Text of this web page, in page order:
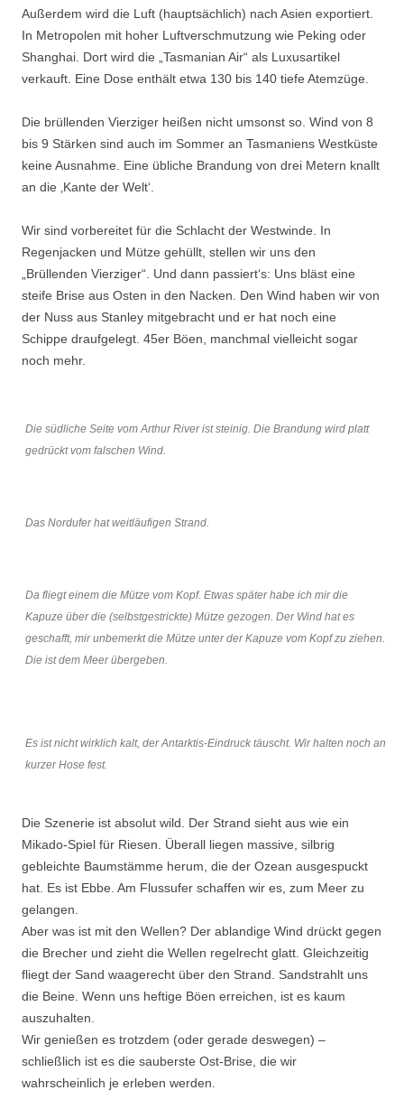
Außerdem wird die Luft (hauptsächlich) nach Asien exportiert.
In Metropolen mit hoher Luftverschmutzung wie Peking oder
Shanghai. Dort wird die „Tasmanian Air“ als Luxusartikel
verkauft. Eine Dose enthält etwa 130 bis 140 tiefe Atemzüge.
Die brüllenden Vierziger heißen nicht umsonst so. Wind von 8
bis 9 Stärken sind auch im Sommer an Tasmaniens Westküste
keine Ausnahme. Eine übliche Brandung von drei Metern knallt
an die ‚Kante der Welt‘.
Wir sind vorbereitet für die Schlacht der Westwinde. In
Regenjacken und Mütze gehüllt, stellen wir uns den
„Brüllenden Vierziger“. Und dann passiert‘s: Uns bläst eine
steife Brise aus Osten in den Nacken. Den Wind haben wir von
der Nuss aus Stanley mitgebracht und er hat noch eine
Schippe draufgelegt. 45er Böen, manchmal vielleicht sogar
noch mehr.
Die südliche Seite vom Arthur River ist steinig. Die Brandung wird platt
gedrückt vom falschen Wind.
Das Nordufer hat weitläufigen Strand.
Da fliegt einem die Mütze vom Kopf. Etwas später habe ich mir die
Kapuze über die (selbstgestrickte) Mütze gezogen. Der Wind hat es
geschafft, mir unbemerkt die Mütze unter der Kapuze vom Kopf zu ziehen.
Die ist dem Meer übergeben.
Es ist nicht wirklich kalt, der Antarktis-Eindruck täuscht. Wir halten noch an
kurzer Hose fest.
Die Szenerie ist absolut wild. Der Strand sieht aus wie ein
Mikado-Spiel für Riesen. Überall liegen massive, silbrig
gebleichte Baumstämme herum, die der Ozean ausgespuckt
hat. Es ist Ebbe. Am Flussufer schaffen wir es, zum Meer zu
gelangen.
Aber was ist mit den Wellen? Der ablandige Wind drückt gegen
die Brecher und zieht die Wellen regelrecht glatt. Gleichzeitig
fliegt der Sand waagerecht über den Strand. Sandstrahlt uns
die Beine. Wenn uns heftige Böen erreichen, ist es kaum
auszuhalten.
Wir genießen es trotzdem (oder gerade deswegen) –
schließlich ist es die sauberste Ost-Brise, die wir
wahrscheinlich je erleben werden.